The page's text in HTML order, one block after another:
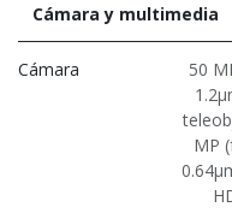
Cámara y multimedia
Cámara
50
MP